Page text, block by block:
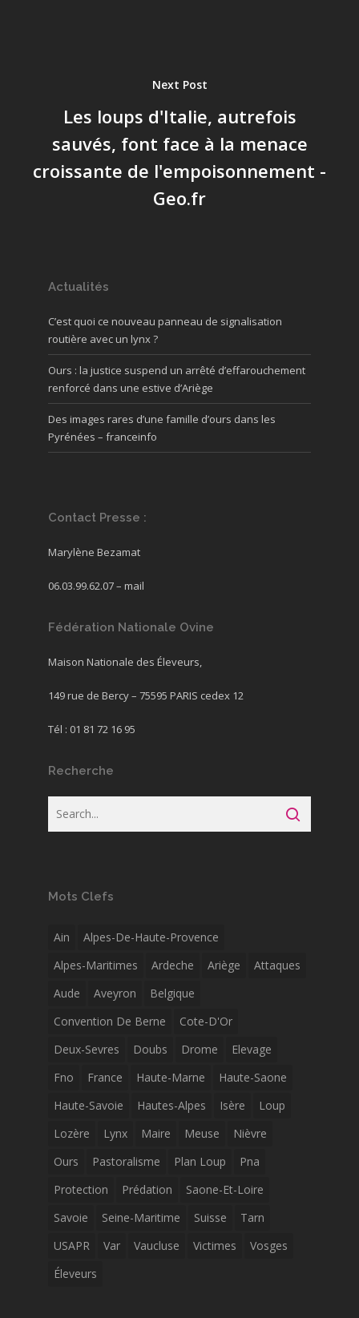
Next Post
Les loups d'Italie, autrefois
sauvés, font face à la menace
croissante de l'empoisonnement -
Geo.fr
Actualités
C’est quoi ce nouveau panneau de signalisation
routière avec un lynx ?
Ours : la justice suspend un arrêté d’effarouchement
renforcé dans une estive d’Ariège
Des images rares d’une famille d’ours dans les
Pyrénées – franceinfo
Contact Presse :
Marylène Bezamat
06.03.99.62.07 – mail
Fédération Nationale Ovine
Maison Nationale des Éleveurs,
149 rue de Bercy – 75595 PARIS cedex 12
Tél : 01 81 72 16 95
Recherche
Mots Clefs
Ain
Alpes-De-Haute-Provence
Alpes-Maritimes
Ardeche Ariège
Attaques
Aude
Aveyron
Belgique
Convention De Berne
Cote-D'Or
Deux-Sevres
Doubs Drome
Elevage
Fno
France Haute-Marne
Haute-Saone
Haute-Savoie
Hautes-Alpes Isère
Loup
Lozère
Lynx Maire Meuse
Nièvre
Ours
Pastoralisme Plan Loup
Pna
Protection
Prédation
Saone-Et-Loire
Savoie
Seine-Maritime Suisse
Tarn
USAPR
Var Vaucluse Victimes
Vosges
Éleveurs